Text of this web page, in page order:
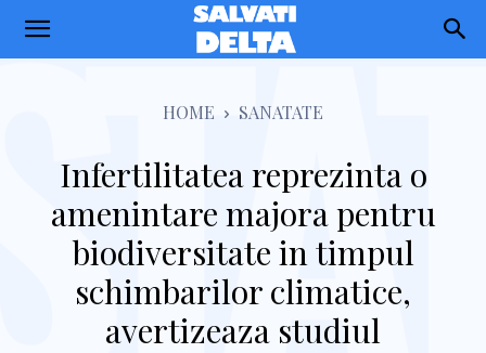
Salvati
HOME SANATATE
Infertilitatea reprezinta o
amenintare majora pentru
biodiversitate in timpul
schimbarilor climatice,
avertizeaza studiul